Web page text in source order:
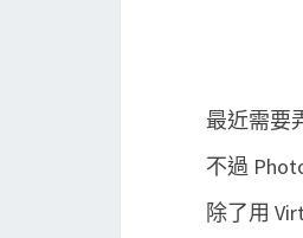
最近需要
不過
除了用